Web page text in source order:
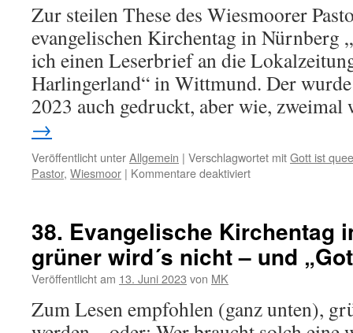
Zur steilen These des Wiesmoorer
evangelischen Kirchentag in Nürnberg
ich einen Leserbrief an die
Harlingerland“ in Wittmund. Der
2023 auch gedruckt, aber wie,
→
Veröffentlicht unterAllgemein | Verschlagwortet mitGott ist
Pastor, Wiesmoor | Kommentare deaktiviertfür
im
Leserbrief
zum
Pastor
38. Evangelische Kirchentag
grüner wird´s nicht – und
Veröffentlicht am 13. Juni 2023 von MK
Zum Lesen empfohlen (ganz unten),